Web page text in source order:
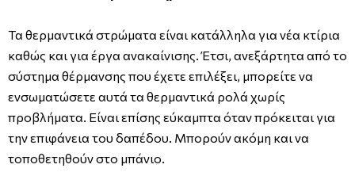
Τα θερμαντικά στρώματα είναι κατάλληλα για νέα κτίρια
καθώς και για έργα ανακαίνισης. Έτσι, ανεξάρτητα από το
σύστημα θέρμανσης που έχετε επιλέξει, μπορείτε να
ενσωματώσετε αυτά τα θερμαντικά ρολά χωρίς
προβλήματα. Είναι επίσης εύκαμπτα όταν πρόκειται για
την επιφάνεια του δαπέδου. Μπορούν ακόμη και να
τοποθετηθούν στο μπάνιο.